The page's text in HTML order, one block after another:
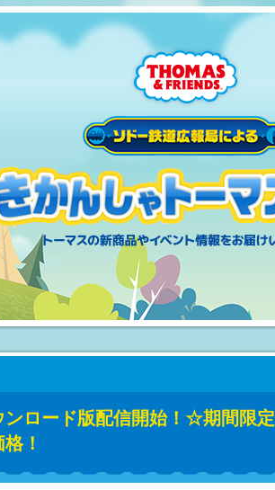
ンロード版配信開始！☆期間限定
格！